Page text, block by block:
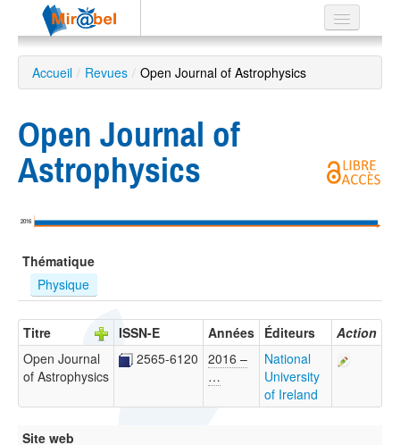
Le réseau
Soutien
Recherche
EN
ES
?
Accueil / Revues / Open Journal of Astrophysics
Open Journal of
Astrophysics
2016
Thématique
Physique
Titre ISSN-E Années Éditeurs
Action
Open Journal
of Astrophysics
2565-6120 2016 –
…
National
University
of Ireland
Site web